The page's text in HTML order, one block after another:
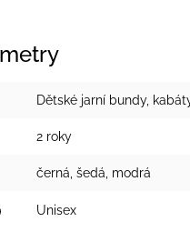
Dětské jarní bundy,
2 roky
černá šedá modrá
Unisex